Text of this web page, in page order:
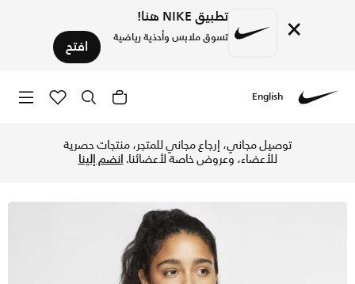
× تطبيق NIKE هنا!
تسوق ملابس وأحذية رياضية افتح
English
توصيل مجاني، إرجاع مجاني للمتجر، منتجات حصرية
للأعضاء، وعروض خاصة لأعضائنا.انضم إلينا